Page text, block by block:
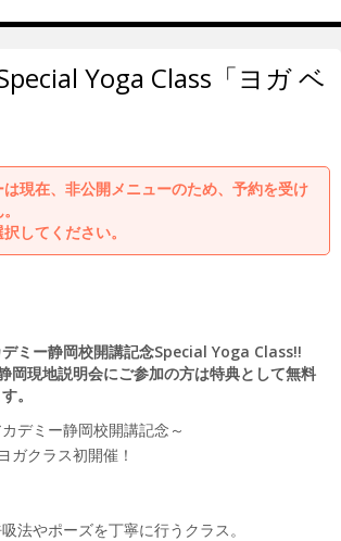
Yoga Class「ヨガ ベ
現在、非公開メニューのため、予約を受け
してください。
ミー静岡校開講記念Special Yoga Class!!
岡現地説明会にご参加の方は特典として無料
。
デミー静岡校開講記念～
ガクラス初開催！
法やポーズを丁寧に行うクラス。